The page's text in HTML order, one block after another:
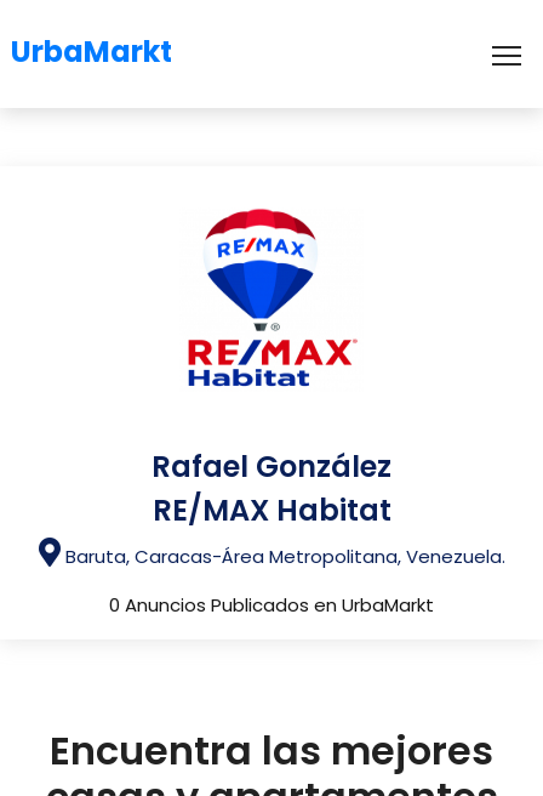
UrbaMarkt
Rafael González
RE/MAX Habitat
Baruta, Caracas-Área Metropolitana, Venezuela.
0 Anuncios Publicados en UrbaMarkt
Encuentra las mejores